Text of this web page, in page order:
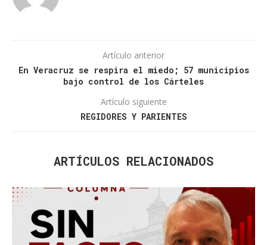
Artículo anterior
En Veracruz se respira el miedo; 57 municipios
bajo control de los Cárteles
Artículo siguiente
REGIDORES Y PARIENTES
ARTÍCULOS RELACIONADOS